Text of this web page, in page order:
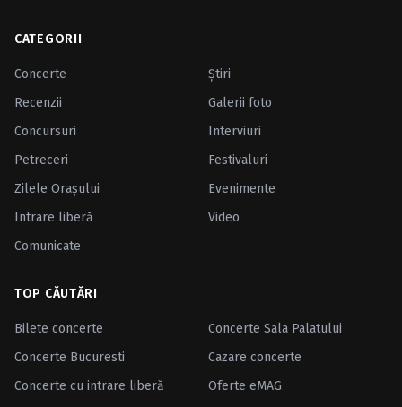
CATEGORII
Concerte
Ştiri
Recenzii
Galerii foto
Concursuri
Interviuri
Petreceri
Festivaluri
Zilele Oraşului
Evenimente
Intrare liberă
Video
Comunicate
TOP CĂUTĂRI
Bilete concerte
Concerte Sala Palatului
Concerte Bucuresti
Cazare concerte
Concerte cu intrare liberă
Oferte eMAG